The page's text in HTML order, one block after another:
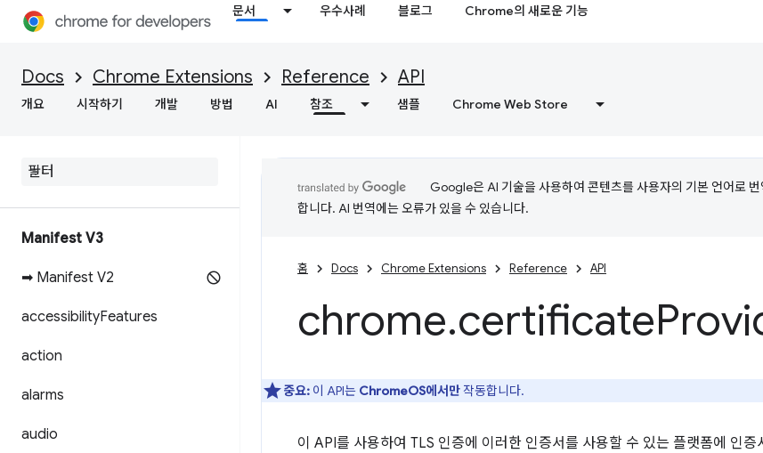
문서 우수사례 블로그 Chrome의 새로운 기능
Docs Chrome Extensions Reference API
개요 시작하기 개발 방법 AI 참조 샘플 Chrome Web Store
Manifest V3
➡ Manifest V2
accessibilityFeatures
action
alarms
audio
Google은 AI 기술을 사용하여 콘텐츠를 사용자의 기본 언어로 번
합니다. AI 번역에는 오류가 있을 수 있습니다.
홈 Docs Chrome Extensions Reference API
chrome.certificate
중요: 이 API는 ChromeOS에서만작동합니다.
이 API를 사용하여 TLS 인증에 이러한 인증서를 사용할 수 있는 플랫폼에 인증